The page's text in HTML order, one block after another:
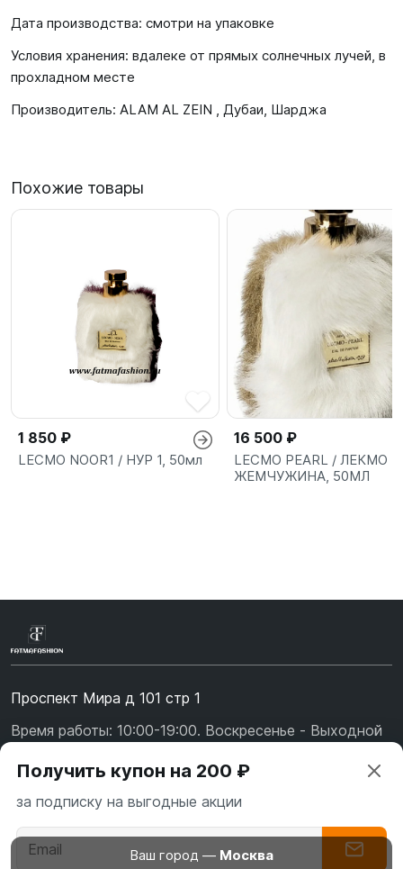
Дата производства: смотри на упаковке
Условия хранения: вдалеке от прямых солнечных лучей, в
прохладном месте
Производитель: ALAM AL ZEIN , Дубаи, Шарджа
Похожие товары
1 850 ₽
LECMO NOOR1 / НУР 1, 50мл
16 500 ₽
LECMO PEARL / ЛЕКМО
ЖЕМЧУЖИНА, 50МЛ
Проспект Мира д 101 стр 1
Время работы: 10:00-19:00. Воскресенье - Выходной
+7 (926) 478-75-47
fatmafashion@mail.ru
О бренде
Получить купон на 200 ₽
за подписку на выгодные акции
Ваш город — Москва